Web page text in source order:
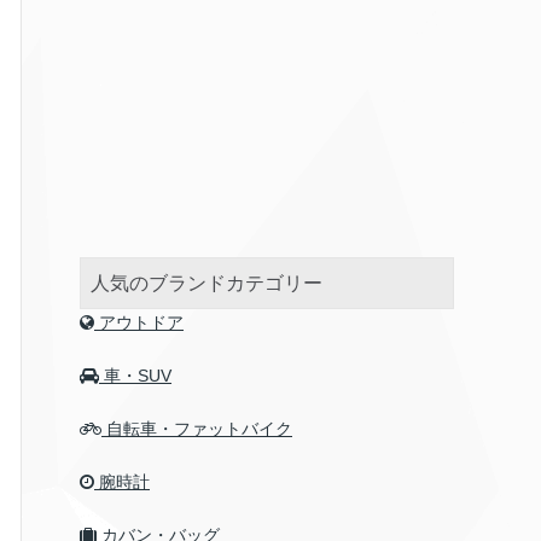
人気のブランドカテゴリー
アウトドア
車・SUV
自転車・ファットバイク
腕時計
カバン・バッグ